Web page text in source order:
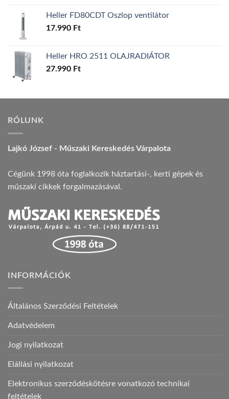
Heller FD80CDT Oszlop ventilátor
17.990 Ft
Heller HRO 2511 OLAJRADIÁTOR
27.990 Ft
RÓLUNK
Lajkó József - Műszaki Kereskedés Várpalota
Cégünk 1998 óta foglalkozik háztartási-, kerti gépek és
műszaki cikkek forgalmazásával.
INFORMÁCIÓK
Általános Szerződési Feltételek
Adatvédelem
Jogi nyilatkozat
Elállási nyilatkozat
Elektronikus szerződéskötésre vonatkozó technikai
feltételek